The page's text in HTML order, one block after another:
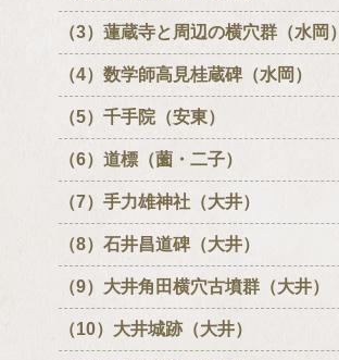
（3）蓮蔵寺と周辺の横穴群（水岡）
（4）数学師高見桂蔵碑（水岡）
（5）千手院（安東）
（6）道標（薗・二子）
（7）手力雄神社（大井）
（8）石井昌道碑（大井）
（9）大井角田横穴古墳群（大井）
（10）大井城跡（大井）